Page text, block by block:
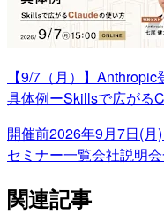
【9/7（月）】
具体例ーSkillsで広がる
開催前2026年9月7日(月
セミナー一覧会社説明
関連記事